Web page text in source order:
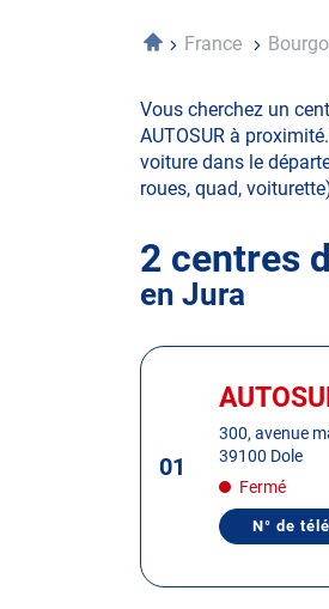
AccueilFrance
Vous cherchez un
AUTOSUR à
voiture dans le
roues, quad,
2 centres
en Jura
Appuyer
ENTRÉE
plus
amples
01
Centre
300, avenue
39100 Dole
Fermé
N° de